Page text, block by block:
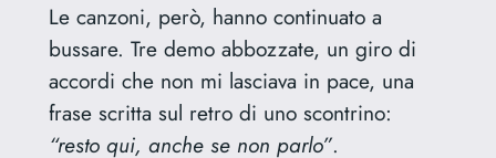
Le canzoni, però, hanno continuato a
bussare. Tre demo abbozzate, un giro di
accordi che non mi lasciava in pace, una
frase scritta sul retro di uno scontrino:
“resto qui, anche se non parlo”.